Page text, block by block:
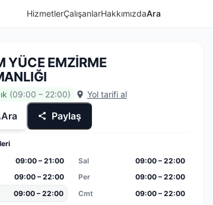
HizmetlerÇalışanlarHakkımızdaAra
YÜCE EMZİRME
(09:00 – 22:00) Yol tarifi al
Ara Paylaş
09:00 – 21:00 Sal
09:00 – 22:00
09:00 – 22:00 Per
09:00 – 22:00
09:00 – 22:00 Cmt
09:00 – 22:00